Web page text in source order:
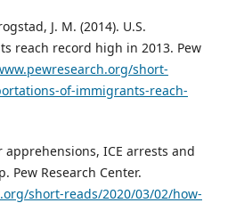
J. M. (2014). U.S.
reach record high in 2013. Pew
short-
of-immigrants-reach-
apprehensions, ICE arrests and
Pew Research Center.
short-reads/2020/03/02/how-